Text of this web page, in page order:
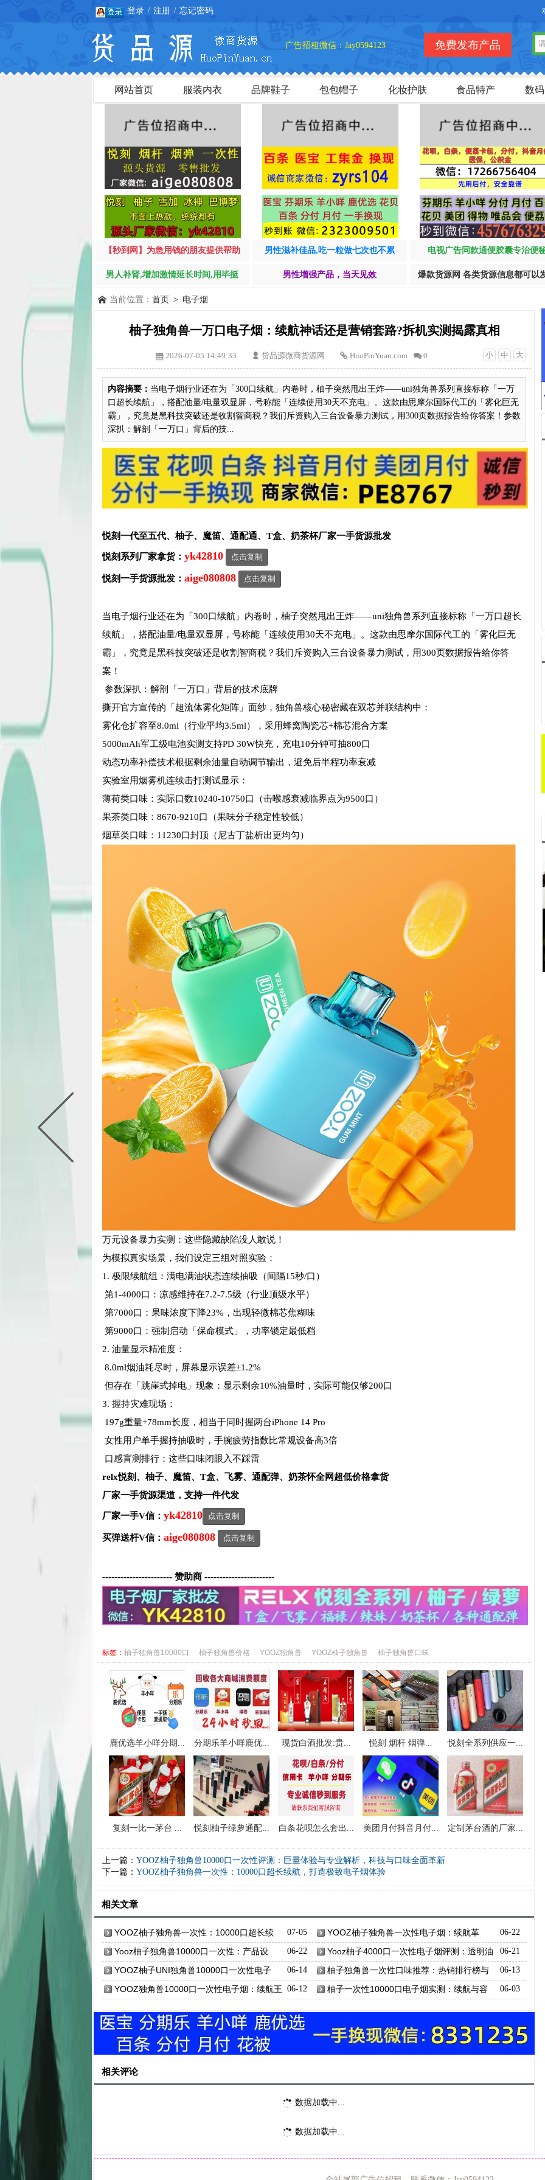
登录 / 注册 / 忘记密码 欢迎您
广告招租微信：Jay0594123 免费发布产品
网站首页 服装内衣 品牌鞋子 包包帽子 化妆护肤 食品特产 数
【秒到网】为急用钱的朋友提供帮助 男性滋补佳品,吃一粒做七次也不累 电视广告同款通便胶囊专治便
男人补肾,增加激情延长时间,用毕挺 男性增强产品，当天见效 爆款货源网 各类货源信息都可以
当前位置： 首页 > 电子烟
柚子独角兽一万口电子烟：续航神话还是营销套路?拆机实测揭露真相
小 中 大
2026-07-05 14:49:33 货品源微商货源网 HuoPinYuan.com 0
内容摘要： 当电子烟行业还在为「300口续航」内卷时，柚子突然甩出王炸——uni独角兽系列直接标称「一万
口超长续航」，搭配油量/电量双显屏，号称能「连续使用30天不充电」。这款由思摩尔国际代工的「雾化巨无
霸」，究竟是黑科技突破还是收割智商税？我们斥资购入三台设备暴力测试，用300页数据报告给你答案！参数
深扒：解剖「一万口」背后的技...
悦刻一代至五代、柚子、魔笛、通配通、T盒、奶茶杯厂家一手货源批发
悦刻系列厂家拿货： yk42810 点击复制
悦刻一手货源批发： aige080808 点击复制
当电子烟行业还在为「300口续航」内卷时，柚子突然甩出王炸——uni独角兽系列直接标称「一万口超长
续航」，搭配油量/电量双显屏，号称能「连续使用30天不充电」。这款由思摩尔国际代工的「雾化巨无
霸」，究竟是黑科技突破还是收割智商税？我们斥资购入三台设备暴力测试，用300页数据报告给你答
案！
参数深扒：解剖「一万口」背后的技术底牌
撕开官方宣传的「超流体雾化矩阵」面纱，独角兽核心秘密藏在双芯并联结构中：
雾化仓扩容至8.0ml（行业平均3.5ml），采用蜂窝陶瓷芯+棉芯混合方案
5000mAh军工级电池实测支持PD 30W快充，充电10分钟可抽800口
动态功率补偿技术根据剩余油量自动调节输出，避免后半程功率衰减
实验室用烟雾机连续击打测试显示：
薄荷类口味：实际口数10240-10750口（击喉感衰减临界点为9500口）
果茶类口味：8670-9210口（果味分子稳定性较低）
烟草类口味：11230口封顶（尼古丁盐析出更均匀）
万元设备暴力实测：这些隐藏缺陷没人敢说！
为模拟真实场景，我们设定三组对照实验：
1. 极限续航组：满电满油状态连续抽吸（间隔15秒/口）
第1-4000口：凉感维持在7.2-7.5级（行业顶级水平）
第7000口：果味浓度下降23%，出现轻微棉芯焦糊味
第9000口：强制启动「保命模式」，功率锁定最低档
2. 油量显示精准度：
8.0ml烟油耗尽时，屏幕显示误差±1.2%
但存在「跳崖式掉电」现象：显示剩余10%油量时，实际可能仅够200口
3. 握持灾难现场：
197g重量+78mm长度，相当于同时握两台iPhone 14 Pro
女性用户单手握持抽吸时，手腕疲劳指数比常规设备高3倍
口感盲测排行：这些口味闭眼入不踩雷
relx悦刻、柚子、魔笛、T盒、飞雾、通配弹、奶茶怀全网超低价格拿货
厂家一手货源渠道，支持一件代发
厂家一手V信： yk42810 点击复制
买弹送杆V信： aige080808 点击复制
----------------------- 赞助商 -----------------------
标签： 柚子独角兽10000口 柚子独角兽价格 YOOZ独角兽 YOOZ柚子独角兽 柚子独角兽口味
鹿优选羊小咩分期... 分期乐羊小咩鹿优... 现货白酒批发:贵... 悦刻 烟杆 烟弹... 悦刻全系列供应一...
复刻一比一茅台 ... 悦刻柚子绿萝通配... 白条花呗怎么套出... 美团月付抖音月付... 定制茅台酒的厂家...
上一篇： YOOZ柚子独角兽10000口一次性评测：巨量体验与专业解析，科技与口味全面革新
下一篇： YOOZ柚子独角兽一次性：10000口超长续航，打造极致电子烟体验
相关文章
07-05
YOOZ柚子独角兽一次性：10000口超长续
航，打造极致电子烟体验
06-22
YOOZ柚子独角兽一次性电子烟：续航革
命，开启无忧吸烟新时代?
06-22
Yooz柚子独角兽10000口一次性：产品设
计、技术革新与全球战略布局
06-21
Yooz柚子4000口一次性电子烟评测：透明油
仓+可充电，值这个价吗?
06-14
YOOZ柚子UNI独角兽10000口一次性电子
烟：液晶显示屏，油电显示
06-13
柚子独角兽一次性口味推荐：热销排行榜与
真实体验分享
06-12
YOOZ独角兽10000口一次性电子烟：续航王 06-03
柚子一次性10000口电子烟实测：续航与容
相关评论
数据加载中...
数据加载中...